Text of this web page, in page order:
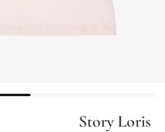
Story Loris